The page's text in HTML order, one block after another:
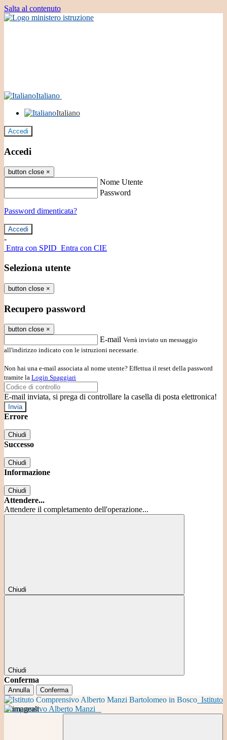
Salta al contenuto
Italiano
Italiano
Accedi
Accedi
button close ×
Nome Utente
Password
Password dimenticata?
-
Entra con SPID Entra con CIE
Seleziona utente
button close ×
Recupero password
button close ×
E-mail Verrà inviato un messaggio
all'indirizzo indicato con le istruzioni necessarie.
Non hai una e-mail associata al nome utente? Effettua il reset della password
tramite la Login Spaggiari
E-mail inviata, si prega di controllare la casella di posta elettronica!
Errore
Chiudi
Successo
Chiudi
Informazione
Chiudi
Attendere...
Attendere il completamento dell'operazione...
Chiudi
Chiudi
Conferma
Annulla Conferma
Istituto
Comprensivo Alberto Manzi